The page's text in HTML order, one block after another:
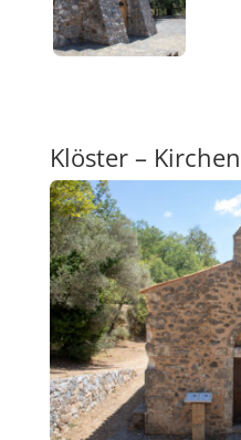
Klöster – Kirchen